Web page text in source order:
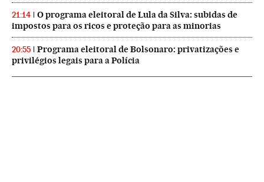
21:14
O programa eleitoral de Lula da Silva: subidas de
impostos para os ricos e proteção para as minorias
20:55
Programa eleitoral de Bolsonaro: privatizações e
privilégios legais para a Polícia